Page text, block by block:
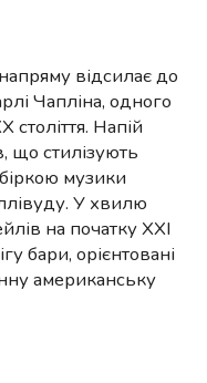
відсилає до
Чапліна, одного
століття. Напій
що стилізують
музики
У хвилю
на початку XXI
бари, орієнтовані
американську